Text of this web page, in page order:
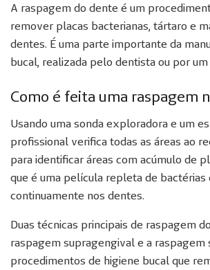
A raspagem do dente é um
remover placas bacterianas, tártaro e
dentes. É uma parte importante da
bucal, realizada pelo dentista ou por
Como é feita uma raspagem
Usando uma sonda exploradora e um
profissional verifica todas as áreas ao
para identificar áreas com acúmulo de
que é uma película repleta de bactérias
continuamente nos dentes.
Duas técnicas principais de raspagem
raspagem supragengival e a raspagem
procedimentos de higiene bucal que